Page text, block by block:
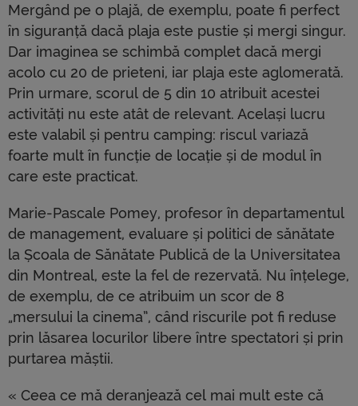
Mergând pe o plajă, de exemplu, poate fi perfect
în siguranță dacă plaja este pustie și mergi singur.
Dar imaginea se schimbă complet dacă mergi
acolo cu 20 de prieteni, iar plaja este aglomerată.
Prin urmare, scorul de 5 din 10 atribuit acestei
activități nu este atât de relevant. Același lucru
este valabil și pentru camping: riscul variază
foarte mult în funcție de locație și de modul în
care este practicat.
Marie-Pascale Pomey, profesor în departamentul
de management, evaluare și politici de sănătate
la Școala de Sănătate Publică de la Universitatea
din Montreal, este la fel de rezervată. Nu înțelege,
de exemplu, de ce atribuim un scor de 8
„mersului la cinema”, când riscurile pot fi reduse
prin lăsarea locurilor libere între spectatori și prin
purtarea măștii.
« Ceea ce mă deranjează cel mai mult este că